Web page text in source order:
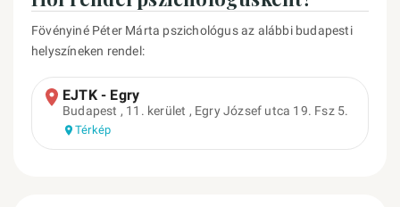
Fövényiné Péter Márta pszichológus az alábbi budapesti
helyszíneken rendel:
EJTK - Egry
Budapest , 11. kerület , Egry József utca 19. Fsz 5.
Térkép